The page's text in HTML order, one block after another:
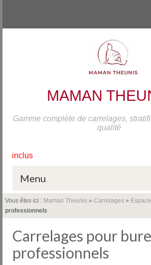
MAMAN
Gamme complète de carrelages,
qualité
Menu
Accueil
Nos usines
Vous êtes ici : Maman Theunis » Carrelages »
professionnels
Carrelages pour
professionnels